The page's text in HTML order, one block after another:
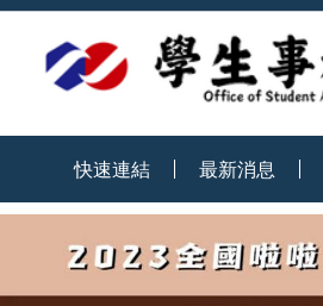
快速連結 最新消息